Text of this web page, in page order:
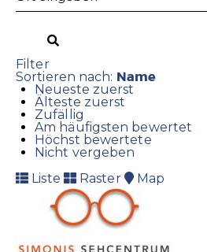
Filter
Sortieren nach: Name
Neueste zuerst
Älteste zuerst
Zufällig
Am häufigsten bewertet
Höchst bewertete
Nicht vergeben
Liste
Raster Map